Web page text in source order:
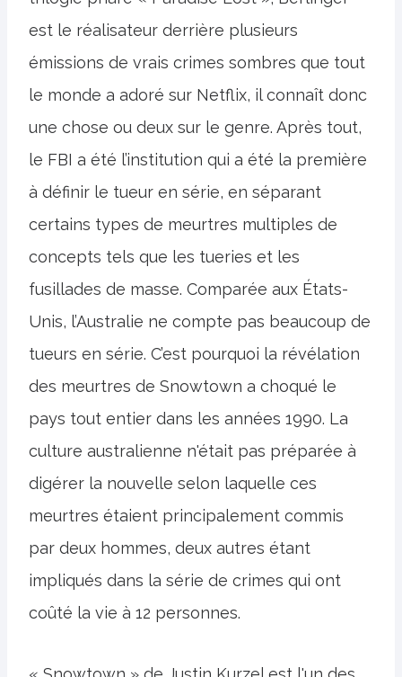
est le réalisateur derrière plusieurs
émissions de vrais crimes sombres que tout
le monde a adoré sur Netflix, il connaît donc
une chose ou deux sur le genre. Après tout,
le FBI a été l’institution qui a été la première
à définir le tueur en série, en séparant
certains types de meurtres multiples de
concepts tels que les tueries et les
fusillades de masse. Comparée aux États-
Unis, l’Australie ne compte pas beaucoup de
tueurs en série. C’est pourquoi la révélation
des meurtres de Snowtown a choqué le
pays tout entier dans les années 1990. La
culture australienne n'était pas préparée à
digérer la nouvelle selon laquelle ces
meurtres étaient principalement commis
par deux hommes, deux autres étant
impliqués dans la série de crimes qui ont
coûté la vie à 12 personnes.